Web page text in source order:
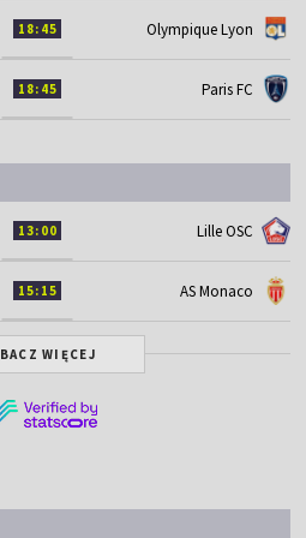
18:45 Olympique Lyon
18:45 Paris FC
13:00 Lille OSC
15:15 AS Monaco
WIĘCEJ